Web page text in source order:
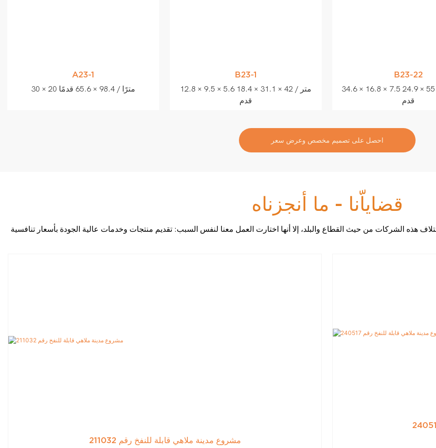
A23-1
30 × 20 مترًا / 98.4 × 65.6 قدمًا
B23-1
12.8 × 9.5 × 5.6 متر / 42 × 31.1 × 18.4
قدم
B23-22
34.6 × 16.8 × 7.5 متر / 113 × 55 × 24.9
قدم
احصل على تصميم مخصص وعرض سعر
قضاياّنا - ما أنجزناه
مشروع مدينة ملاهي قابلة للنفخ رقم 211032